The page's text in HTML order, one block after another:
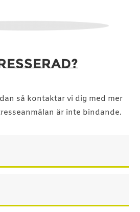
så kontaktar vi dig med mer
är inte bindande.